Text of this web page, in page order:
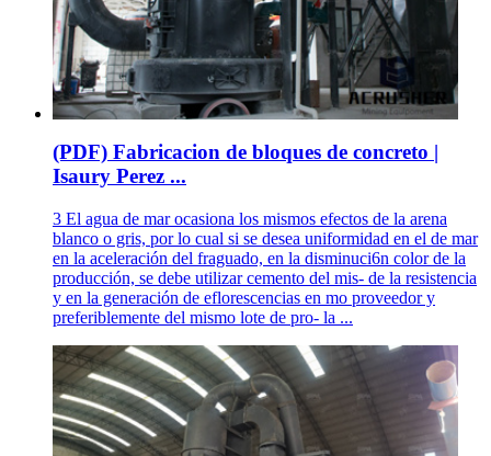
(PDF) Fabricacion de bloques de concreto |
Isaury Perez ...
3 El agua de mar ocasiona los mismos efectos de la arena
blanco o gris, por lo cual si se desea uniformidad en el de mar
en la aceleración del fraguado, en la disminuci6n color de la
producción, se debe utilizar cemento del mis- de la resistencia
y en la generación de eflorescencias en mo proveedor y
preferiblemente del mismo lote de pro- la ...